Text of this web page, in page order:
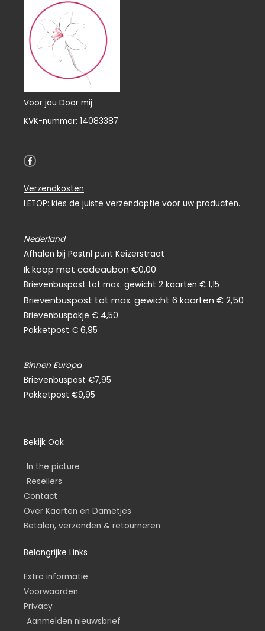
Voor jou Door mij
KVK-nummer: 14083387
F
a
b
o
o
Verzendkosten
LETOP: kies de juiste verzendoptie voor uw producten.
Nederland
Afhalen bij Postnl punt Keizerstraat
Ik koop met cadeaubon €0,00
Brievenbuspost tot max. gewicht 2 kaarten € 1,15
Brievenbuspost tot max. gewicht 6 kaarten € 2,50
Brievenbuspakje € 4,50
Pakketpost € 6,95
Binnen Europa
Brievenbuspost €7,95
Pakketpost €9,95
Bekijk Ook
In the picture
Resellers
Contact
Over Kaarten en Dametjes
Betalen, verzenden & retourneren
Belangrijke Links
Extra informatie
Voorwaarden
Privacy
Aanmelden nieuwsbrief